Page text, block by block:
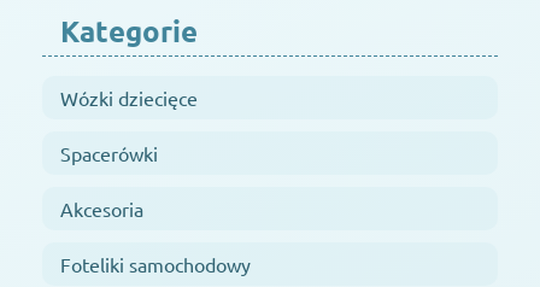
Kategorie
Wózki dziecięce
Spacerówki
Akcesoria
Foteliki samochodowy